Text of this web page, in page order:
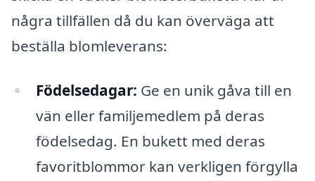
några tillfällen då du kan överväga att
beställa blomleverans:
Födelsedagar: Ge en unik gåva till en
vän eller familjemedlem på deras
födelsedag. En bukett med deras
favoritblommor kan verkligen förgylla